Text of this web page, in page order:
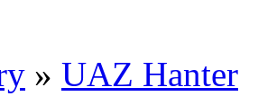
» UAZ Hanter